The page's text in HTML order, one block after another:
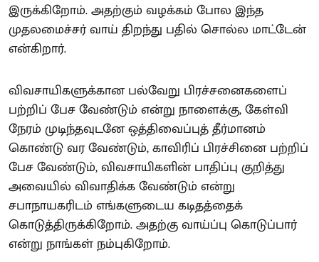
இருக்கிறோம். அதற்கும் வழக்கம் போல இந்த
முதலமைச்சர் வாய் திறந்து பதில் சொல்ல மாட்டேன்
என்கிறார்.
விவசாயிகளுக்கான பல்வேறு பிரச்சனைகளைப்
பற்றிப் பேச வேண்டும் என்று நாளைக்கு, கேள்வி
நேரம் முடிந்தவுடனே ஒத்திவைப்புத் தீர்மானம்
கொண்டு வர வேண்டும், காவிரிப் பிரச்சினை பற்றிப்
பேச வேண்டும், விவசாயிகளின் பாதிப்பு குறித்து
அவையில் விவாதிக்க வேண்டும் என்று
சபாநாயகரிடம் எங்களுடைய கடிதத்தைக்
கொடுத்திருக்கிறோம். அதற்கு வாய்ப்பு கொடுப்பார்
என்று நாங்கள் நம்புகிறோம்.